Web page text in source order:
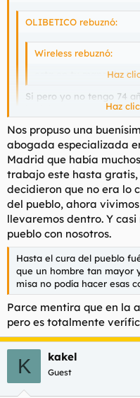
OLIBETICO rebuznó:
Wireless rebuznó:
esta en tu manoHaz
Si pero yo no tengo 74
justicia de este país si
Nadie tiene porqué saber
"accidente"...Merece la
Haz
Nos propuso una
abogada especializada
Madrid que había
trabajo este hasta gratis,
decidieron que no era lo
del pueblo, ahora
llevaremos dentro. Y
pueblo con nosotros.
Hasta el cura del pueblo
que un hombre tan mayor
misa no podía hacer esas
Parce mentira que en la
pero es totalmente
K kakel
Guest